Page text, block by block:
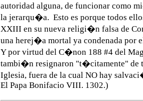
autoridad alguna, de funcionar como
la jerarqu�a. Esto es porque todos
XXIII en su nueva religi�n falsa de
una herej�a mortal ya condenada por
Y por virtud del C�non 188 #4 del
tambi�n resignaron "t�citamente" de
Iglesia, fuera de la cual NO hay
El Papa Bonifacio VIII. 1302.)